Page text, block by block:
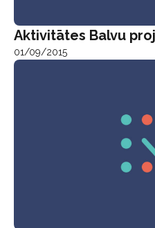
Aktivitātes Balvu
01/09/2015